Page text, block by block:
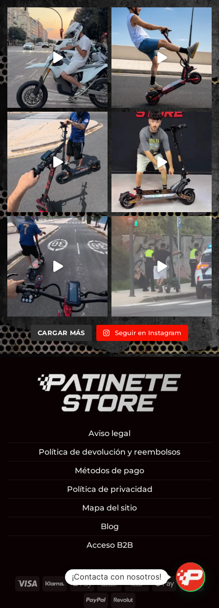
CARGAR MÁS Seguir en Instagram
Aviso legal
Política de devolución y reembolsos
Métodos de pago
Política de privacidad
Mapa del sitio
Blog
Acceso B2B
Visa Klarna
Apple
Cash
Delivery
Cash
Google
Pay
PayPal Revolut
¡Contacta con nosotros!